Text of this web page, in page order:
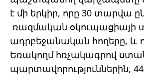
է մի երկիր, որը 30 տարվա
ռազմական օկուպացիայի
ադրբեջանական հողերը, և
Եռակողմ հռչակագրով
պարտավորություններին,